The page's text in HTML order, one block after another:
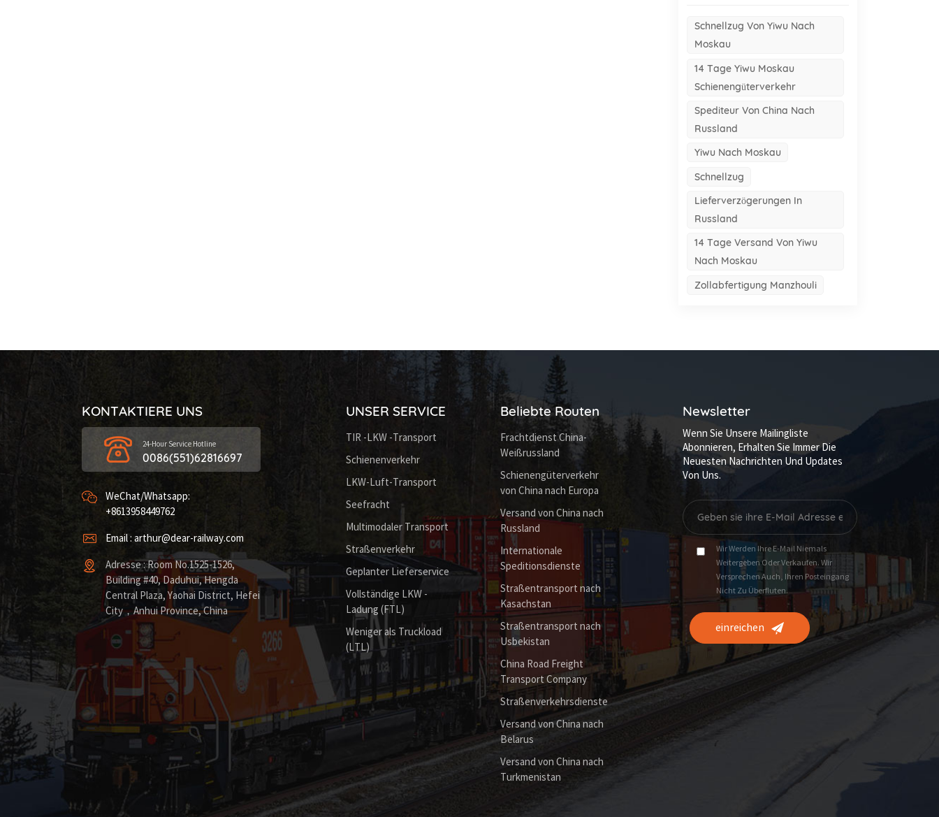
Schnellzug Von Yiwu Nach
Moskau
14 Tage Yiwu Moskau
Schienengüterverkehr
Spediteur Von China Nach
Russland
Yiwu Nach Moskau
Schnellzug
Lieferverzögerungen In
Russland
14 Tage Versand Von Yiwu
Nach Moskau
Zollabfertigung Manzhouli
KONTAKTIERE UNS
24-Hour Service Hotline
0086(551)62816697
WeChat/Whatsapp:
+8613958449762
Email : arthur@dear-railway.com
Adresse : Room No.1525-1526,
Building #40, Daduhui, Hengda
Central Plaza, Yaohai District, Hefei
City，Anhui Province, China
UNSER SERVICE
TIR -LKW -Transport
Schienenverkehr
LKW-Luft-Transport
Seefracht
Multimodaler Transport
Straßenverkehr
Geplanter Lieferservice
Vollständige LKW -
Ladung (FTL)
Weniger als Truckload
(LTL)
Beliebte Routen
Frachtdienst China-
Weißrussland
Schienengüterverkehr
von China nach Europa
Versand von China nach
Russland
Internationale
Speditionsdienste
Straßentransport nach
Kasachstan
Straßentransport nach
Usbekistan
China Road Freight
Transport Company
Straßenverkehrsdienste
Versand von China nach
Belarus
Versand von China nach
Turkmenistan
Newsletter
Wenn Sie Unsere Mailingliste
Abonnieren, Erhalten Sie Immer Die
Neuesten Nachrichten Und Updates
Von Uns.
Wir Werden Ihre E-Mail Niemals
Weitergeben Oder Verkaufen. Wir
Versprechen Auch, Ihren Posteingang
Nicht Zu Überfluten.
einreichen